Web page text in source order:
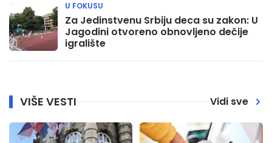
Za Jedinstvenu Srbiju deca su zakon: U
Jagodini otvoreno obnovljeno dečije
igralište
U FOKUSU
VIŠE VESTI Vidi sve